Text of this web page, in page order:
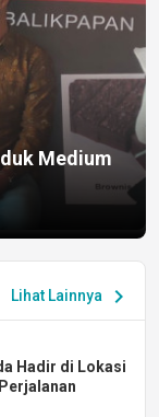
Medium
Lihat Lainnya chevron_right
Hadir di Lokasi